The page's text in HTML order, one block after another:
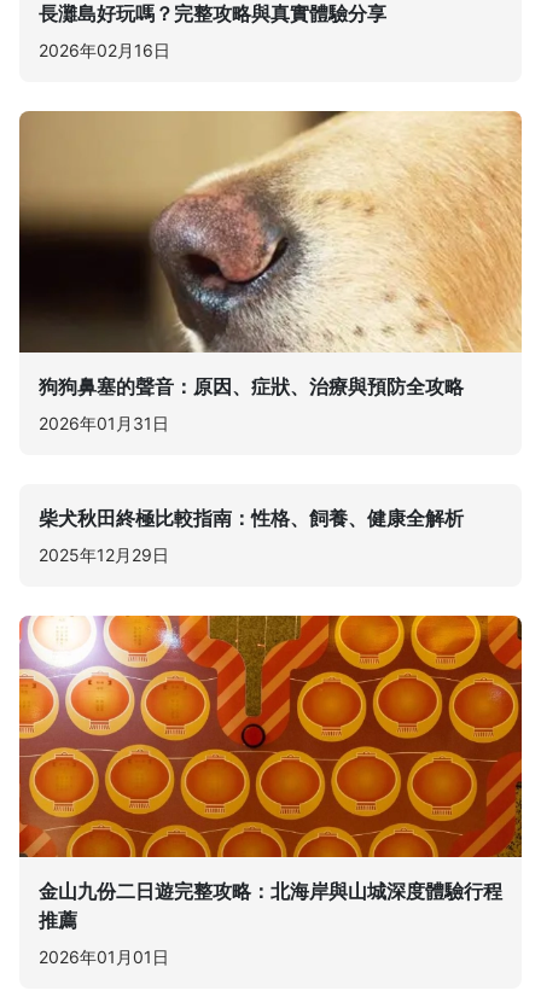
長灘島好玩嗎？完整攻略與真實體驗分享
2026年02月16日
狗狗鼻塞的聲音：原因、症狀、治療與預防全攻略
2026年01月31日
柴犬秋田終極比較指南：性格、飼養、健康全解析
2025年12月29日
金山九份二日遊完整攻略：北海岸與山城深度體驗行程
推薦
2026年01月01日